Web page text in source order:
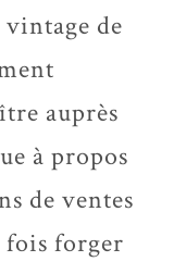
de
auprès
à propos
de ventes
fois forger